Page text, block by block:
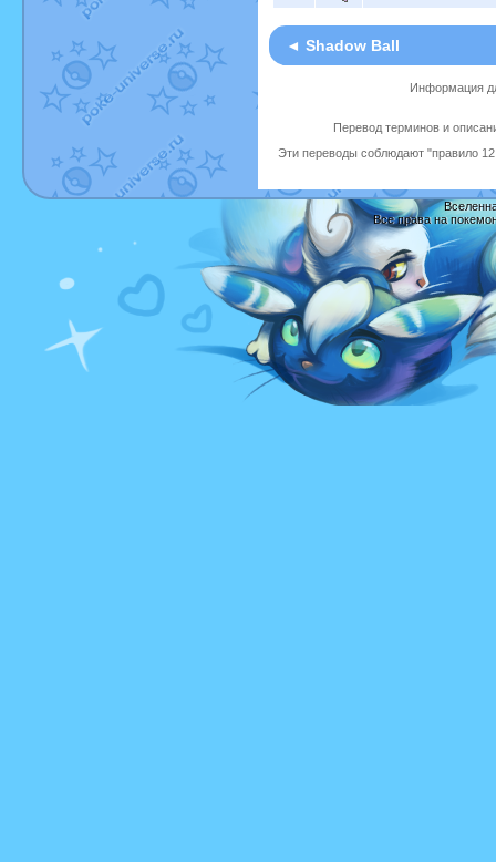
◄ Shadow Ball
Информация
Перевод терминов и
Эти переводы соблюдают "правило 12
Все права на